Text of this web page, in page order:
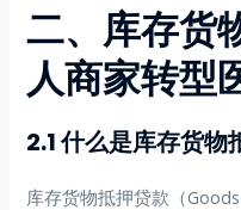
二、库存货
人商家转型
2.1 什么是库存货物
库存货物抵押贷款（